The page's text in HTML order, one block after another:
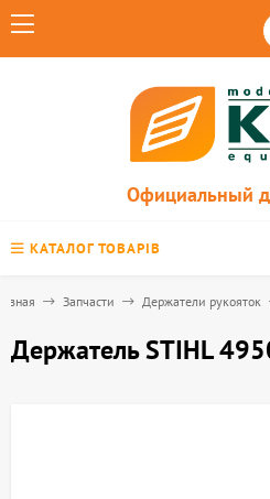
Официальный
КАТАЛОГ ТОВАРІВ
Запчасти Держатели рукояток
Держатель STIHL